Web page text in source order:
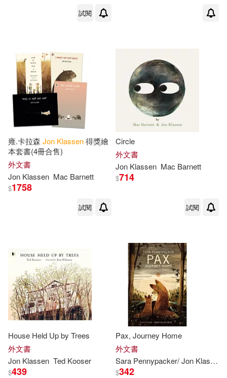
試閱
雍.卡拉森 Jon Klassen得獎繪
本套書(4冊合售)
外文書
Jon Klassen Mac Barnett
$1758
試閱
Circle
外文書
Jon Klassen Mac Barnett
$714
試閱
House Held Up by Trees
外文書
Jon Klassen Ted Kooser
$439
Pax, Journey Home
外文書
Sara Pennypacker/Jon Klassen
$342